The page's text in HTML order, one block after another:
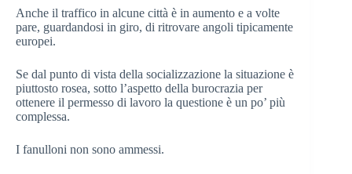
Anche il traffico in alcune città è in aumento e a volte
pare, guardandosi in giro, di ritrovare angoli tipicamente
europei.
Se dal punto di vista della socializzazione la situazione è
piuttosto rosea, sotto l’aspetto della burocrazia per
ottenere il permesso di lavoro la questione è un po’ più
complessa.
I fanulloni non sono ammessi.